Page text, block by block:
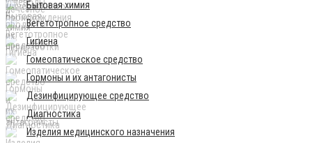
Бытовая химия
Вегетотропное средство
Гигиена
Гомеопатическое средство
Гормоны и их антагонисты
Дезинфицирующее средство
Диагностика
Изделия медицинского назначения